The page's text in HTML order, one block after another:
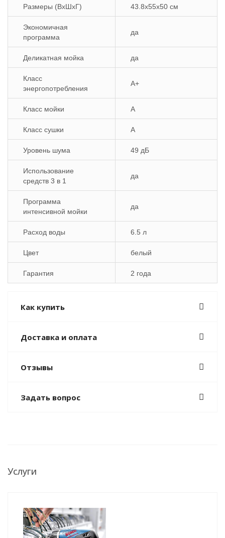
Размеры (ВхШхГ) 43.8х55х50 см
Экономичная
программа
да
Деликатная мойка да
Класс
энергопотребления
A+
Класс мойки A
Класс сушки A
Уровень шума 49 дБ
Использование
средств 3 в 1
да
Программа
интенсивной мойки
да
Расход воды 6.5 л
Цвет белый
Гарантия 2 года
Как купить
Доставка и оплата
Отзывы
Задать вопрос
Услуги